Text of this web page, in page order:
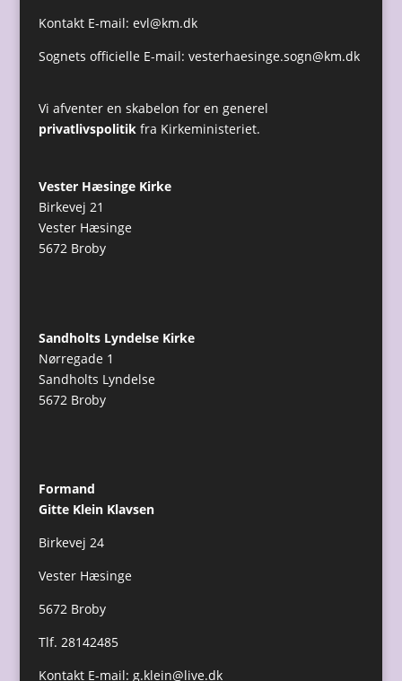
Kontakt E-mail: evl@km.dk
Sognets officielle E-mail: vesterhaesinge.sogn@km.dk
Vi afventer en skabelon for en generel
privatlivspolitikfra Kirkeministeriet.
Vester Hæsinge Kirke
Birkevej 21
Vester Hæsinge
5672 Broby
Sandholts Lyndelse Kirke
Nørregade 1
Sandholts Lyndelse
5672 Broby
Formand
Gitte Klein Klavsen
Birkevej 24
Vester Hæsinge
5672 Broby
Tlf. 28142485
Kontakt E-mail: g.klein@live.dk